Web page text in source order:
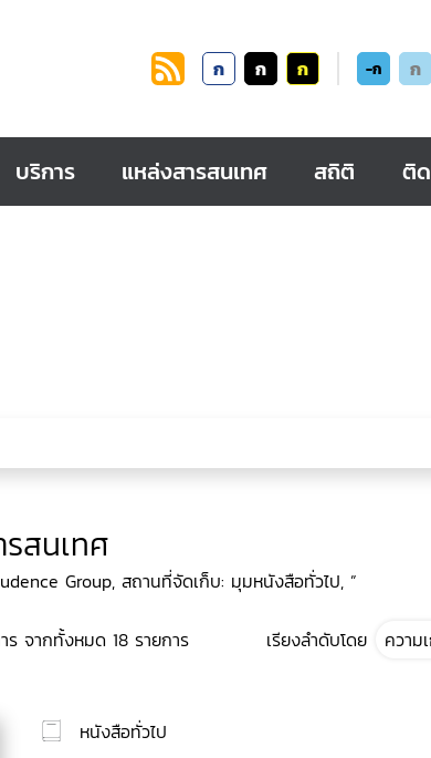
ก ก ก -ก ก
บริการ แหล่งสารสนเทศ สถิติ ติ
สนเทศ
Group, สถานที่จัดเก็บ: มุมหนังสือทั่วไป, ”
ร จากทั้งหมด 18 รายการ เรียงลำดับโดย
หนังสือทั่วไป